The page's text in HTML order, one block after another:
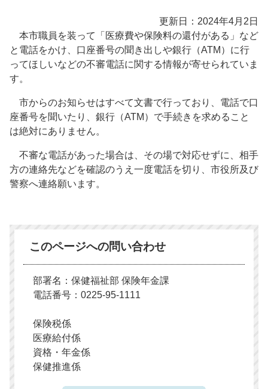
更新日：2024年4月2日
本市職員を装って「医療費や保険料の還付がある」など
と電話をかけ、口座番号の聞き出しや銀行（ATM）に行
ってほしいなどの不審電話に関する情報が寄せられていま
す。
市からのお知らせはすべて文書で行っており、電話で口
座番号を聞いたり、銀行（ATM）で手続きを求めること
は絶対にありません。
不審な電話があった場合は、その場で対応せずに、相手
方の連絡先などを確認のうえ一度電話を切り、市役所及び
警察へ連絡願います。
このページへの問い合わせ
部署名：保健福祉部 保険年金課
電話番号：0225-95-1111
保険税係
医療給付係
資格・年金係
保健推進係